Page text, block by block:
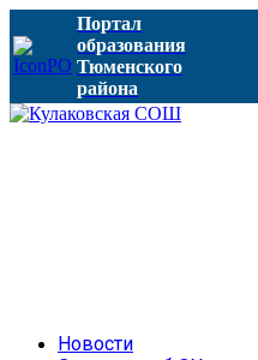
Портал
образования
Тюменского
района
Новости